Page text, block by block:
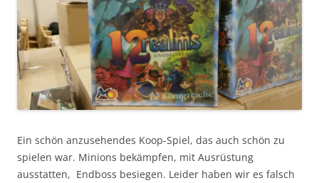
Ein schön anzusehendes Koop-Spiel, das auch schön zu
spielen war. Minions bekämpfen, mit Ausrüstung
ausstatten, Endboss besiegen. Leider haben wir es falsch